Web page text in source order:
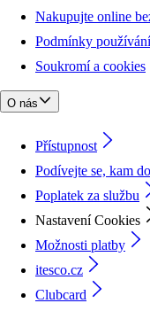
Nakupujte online
Podmínky používání
Soukromí a cookies
O nás
Přístupnost
Podívejte se, kam
Poplatek za službu
Nastavení Cookies
Možnosti platby
itesco.cz
Clubcard